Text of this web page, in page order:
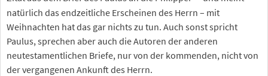
natürlich das endzeitliche Erscheinen des Herrn – mit
Weihnachten hat das gar nichts zu tun. Auch sonst spricht
Paulus, sprechen aber auch die Autoren der anderen
neutestamentlichen Briefe, nur von der kommenden, nicht von
der vergangenen Ankunft des Herrn.